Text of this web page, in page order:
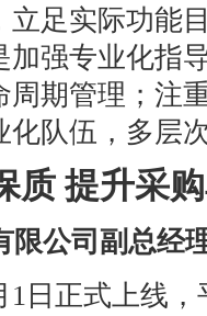
足实际功能
强专业化指
期管理；注
队伍，多层
质 提升采
限公司副总经
1日正式上线